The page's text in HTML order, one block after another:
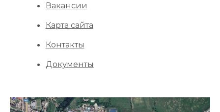
Вакансии
Карта сайта
Контакты
Документы